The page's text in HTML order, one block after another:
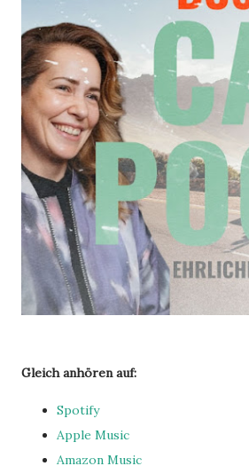
Gleich anhören auf:
Spotify
Apple Music
Amazon Music